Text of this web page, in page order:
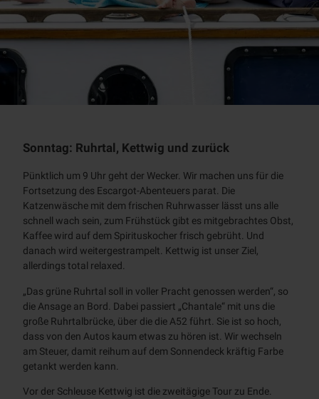
Sonntag: Ruhrtal, Kettwig und zurück
Pünktlich um 9 Uhr geht der Wecker. Wir machen uns für die
Fortsetzung des Escargot-Abenteuers parat. Die
Katzenwäsche mit dem frischen Ruhrwasser lässt uns alle
schnell wach sein, zum Frühstück gibt es mitgebrachtes Obst,
Kaffee wird auf dem Spirituskocher frisch gebrüht. Und
danach wird weitergestrampelt. Kettwig ist unser Ziel,
allerdings total relaxed.
„Das grüne Ruhrtal soll in voller Pracht genossen werden“, so
die Ansage an Bord. Dabei passiert „Chantale“ mit uns die
große Ruhrtalbrücke, über die die A52 führt. Sie ist so hoch,
dass von den Autos kaum etwas zu hören ist. Wir wechseln
am Steuer, damit reihum auf dem Sonnendeck kräftig Farbe
getankt werden kann.
Vor der Schleuse Kettwig ist die zweitägige Tour zu Ende.